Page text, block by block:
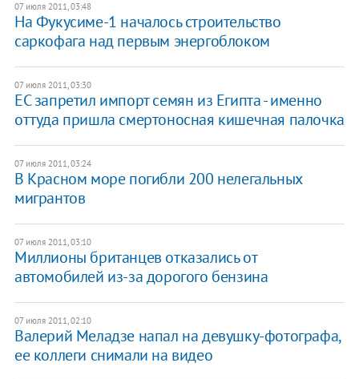
07 июля 2011, 03:48
На Фукусиме-1 началось строительство
саркофага над первым энергоблоком
07 июля 2011, 03:30
ЕС запретил импорт семян из Египта - именно
оттуда пришла смертоносная кишечная палочка
07 июля 2011, 03:24
В Красном море погибли ​200 нелегальных
мигрантов
07 июля 2011, 03:10
Миллионы британцев отказались от
автомобилей из-за дорогого бензина
07 июля 2011, 02:10
Валерий Меладзе напал на девушку-фотографа,
ее коллеги снимали на видео